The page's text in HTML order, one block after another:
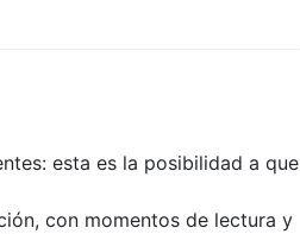
esta es la posibilidad a que
con momentos de lectura y